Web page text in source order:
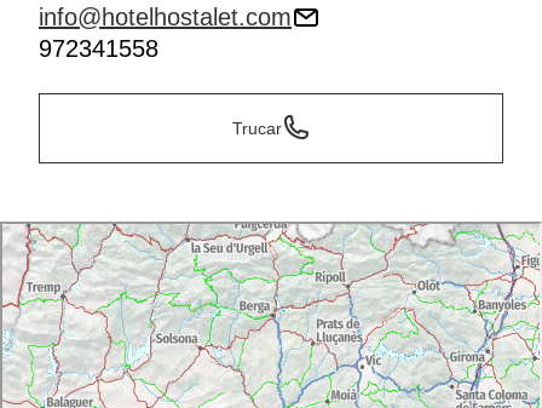
info@hotelhostalet.com
972341558
Trucar